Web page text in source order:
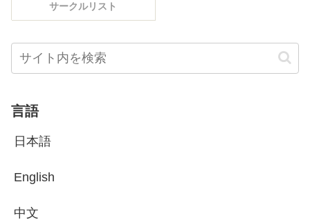
サークルリスト
言語
日本語
English
中文